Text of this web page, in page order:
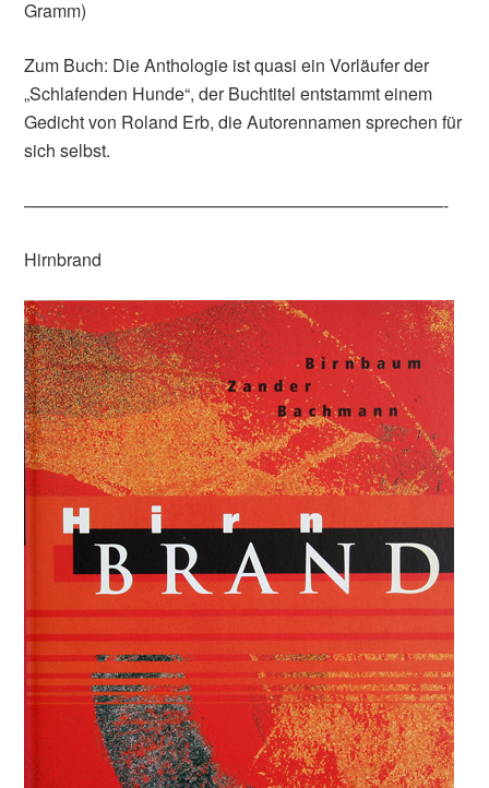
Gramm)
Zum Buch: Die Anthologie ist quasi ein Vorläufer der
„Schlafenden Hunde“, der Buchtitel entstammt einem
Gedicht von Roland Erb, die Autorennamen sprechen für
sich selbst.
————————————————————————-
Hirnbrand